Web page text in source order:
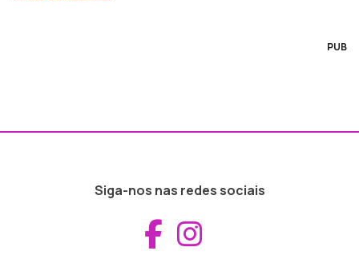
PUB
Siga-nos nas redes sociais
Aceder ao